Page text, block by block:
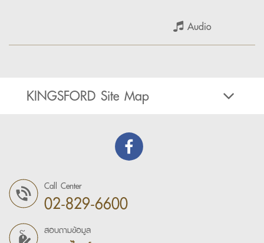
Audio
KINGSFORD Site Map
Call Center
02-829-6600
สอบถามข้อมูล